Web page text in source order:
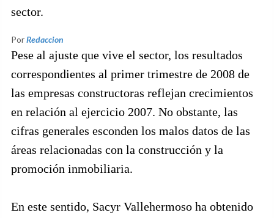
sector.
PorRedaccion
Pese al ajuste que vive el sector, los resultados
correspondientes al primer trimestre de 2008 de
las empresas constructoras reflejan crecimientos
en relación al ejercicio 2007. No obstante, las
cifras generales esconden los malos datos de las
áreas relacionadas con la construcción y la
promoción inmobiliaria.
En este sentido, Sacyr Vallehermoso ha obtenido